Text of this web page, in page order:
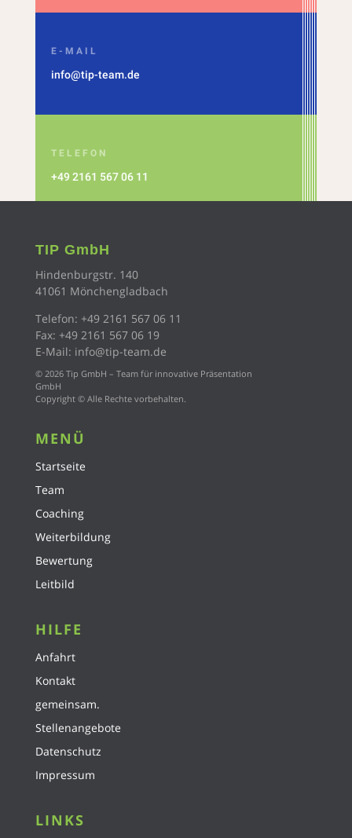
E-MAIL
info@tip-team.de
TELEFON
+49 2161 567 06 11
TIP GmbH
Hindenburgstr. 140
41061 Mönchengladbach
Telefon: +49 2161 567 06 11
Fax: +49 2161 567 06 19
E-Mail: info@tip-team.de
© 2026 Tip GmbH – Team für innovative Präsentation
GmbH
Copyright © Alle Rechte vorbehalten.
MENÜ
Startseite
Team
Coaching
Weiterbildung
Bewertung
Leitbild
HILFE
Anfahrt
Kontakt
gemeinsam.
Stellenangebote
Datenschutz
Impressum
LINKS